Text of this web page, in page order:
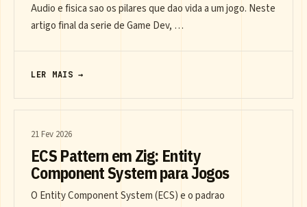
Audio e fisica sao os pilares que dao vida a um jogo. Neste
artigo final da serie de Game Dev, …
LER MAIS →
21 Fev 2026
ECS Pattern em Zig: Entity
Component System para Jogos
O Entity Component System (ECS) e o padrao